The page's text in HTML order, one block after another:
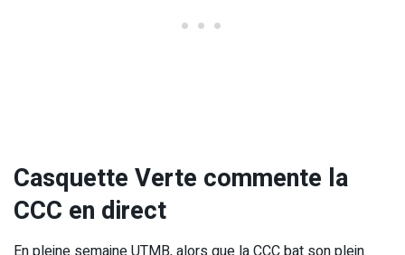
Casquette Verte commente la
CCC en direct